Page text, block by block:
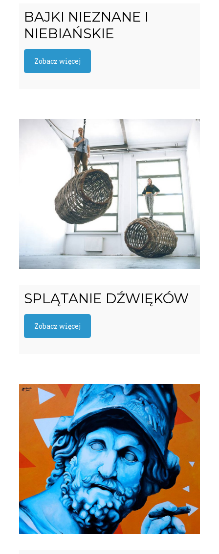
BAJKI NIEZNANE I
NIEBIAŃSKIE
Zobacz więcej
SPLĄTANIE DŹWIĘKÓW
Zobacz więcej